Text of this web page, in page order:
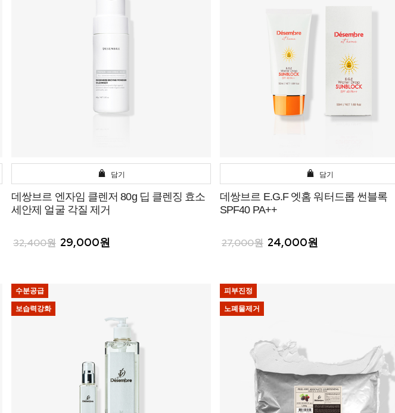
담기
데쌍브르 엔자임 클렌저 80g 딥 클렌징 효소
세안제 얼굴 각질 제거
32,400원 29,000원
담기
데쌍브르 E.G.F 엣홈 워터드롭 썬블록
SPF40 PA++
27,000원 24,000원
수분공급
보습력강화
피부진정
노폐물제거